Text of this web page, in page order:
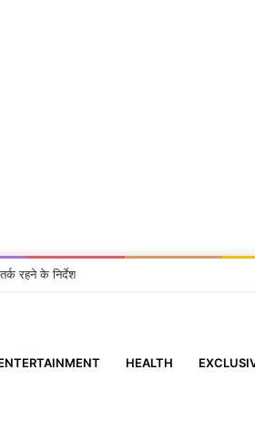
रहने के निर्देश
HEALTH